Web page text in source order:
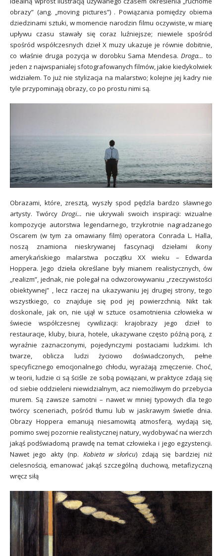
obrazy” (ang. „moving pictures”) . Powiązania pomiędzy obiema
dziedzinami sztuki, w momencie narodzin filmu oczywiste, w miarę
upływu czasu stawały się coraz luźniejsze; niewiele spośród
spośród współczesnych dzieł X muzy ukazuje je równie dobitnie,
co właśnie druga pozycja w dorobku Sama Mendesa.Droga…to
jeden z najwspanialej sfotografowanych filmów, jakie kiedykolwiek
widziałem. To już nie stylizacja na malarstwo; kolejne jej kadry nie
tyle przypominają obrazy, co po prostu nimi są.
Obrazami, które, zresztą, wyszły spod pędzla bardzo sławnego
artysty. Twórcy Drogi… nie ukrywali swoich inspiracji: wizualne
kompozycje autorstwa legendarnego, trzykrotnie nagradzanego
Oscarem (w tym za omawiany film) operatora Conrada L. Halla,
noszą znamiona nieskrywanej fascynacji dziełami ikony
amerykańskiego malarstwa początku XX wieku – Edwarda
Hoppera. Jego dzieła określane były mianem realistycznych, ów
„realizm”, jednak, nie polegał na odwzorowywaniu „rzeczywistości
obiektywnej” , lecz raczej na ukazywaniu jej drugiej strony, tego
wszystkiego, co znajduje się pod jej powierzchnią. Nikt tak
doskonale, jak on, nie ujął w sztuce osamotnienia człowieka w
świecie współczesnej cywilizacji: krajobrazy jego dzieł to
restauracje, kluby, biura, hotele, ukazywane często późną porą, z
wyraźnie zaznaczonymi, pojedynczymi postaciami ludzkimi. Ich
twarze, oblicza ludzi życiowo doświadczonych, pełne
specyficznego emocjonalnego chłodu, wyrażają zmęczenie. Choć,
w teorii, ludzie ci są ściśle ze sobą powiązani, w praktyce zdają się
od siebie oddzieleni niewidzialnym, acz niemożliwym do przebycia
murem. Są zawsze samotni – nawet w mniej typowych dla tego
twórcy sceneriach, pośród tłumu lub w jaskrawym świetle dnia.
Obrazy Hoppera emanują niesamowitą atmosferą, wydają się,
pomimo swej pozornie realistycznej natury, wydobywać na wierzch
jakąś podświadomą prawdę na temat człowieka i jego egzystencji.
Nawet jego akty (np. Kobieta w słońcu) zdają się bardziej niż
cielesnością, emanować jakąś szczególną duchową, metafizyczną
wręcz siłą